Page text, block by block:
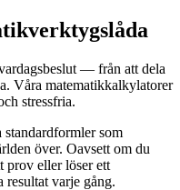
— från att dela
Våra matematikkalkylatorer
stressfria.
som
över. Oavsett om du
prov eller löser ett
varje gång.